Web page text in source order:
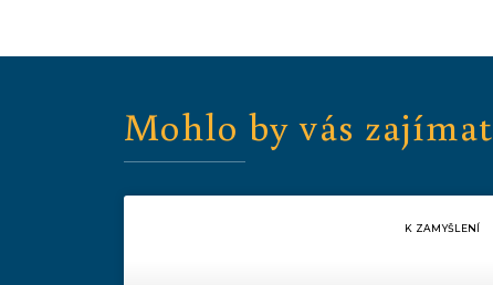
Mohlo by vás zajímat
K ZAMYŠLENÍ